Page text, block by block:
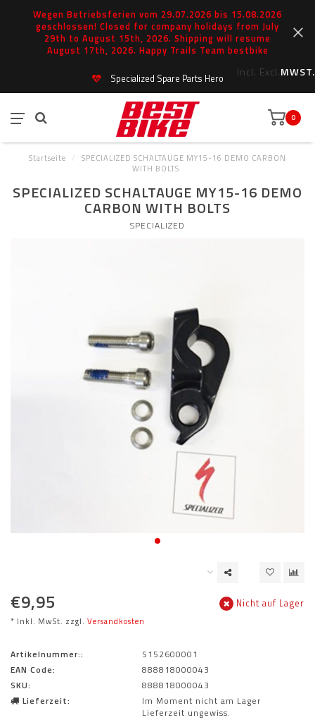
Wegen Betriebsferien vom 29.07.2026 bis 15.08.2026
geschlossen! Closed for company holidays from July
29th to August 15th, 2026. Shipping will resume
August 17th, 2026. Happy Trails Team bestbike
Incl. Excl.MWST.
Specialized Spare Parts Hero
0
Startseite /
SPECIALIZED SCHALTAUGE MY15-16 DEMO CARBON
WITH BOLTS
SPECIALIZED SCHALTAUGE MY15-16 DEMO
CARBON WITH BOLTS
SPECIALIZED
€9,95
* Inkl. MwSt. zzgl. Versandkosten
Nicht auf Lager
Artikelnummer::
S152600001
EAN Code:
888818000043
SKU:
888818000043
Lieferzeit:
Im Moment nicht am Lager
Lieferzeit ungewiss.